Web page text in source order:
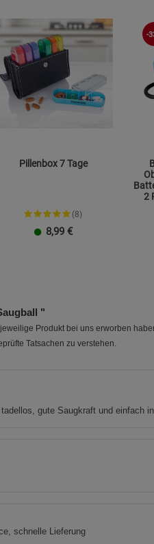
Pillenbox 7 Tage
(8)
8,99 €
-
2
"
Produkt bei uns erworben
Tatsachen zu verstehen.
gute Saugkraft und einfach
schnelle Lieferung
Statistik Cookies
Cookie-Informationen
Marketing Cookies (3)
Marketing Cookies